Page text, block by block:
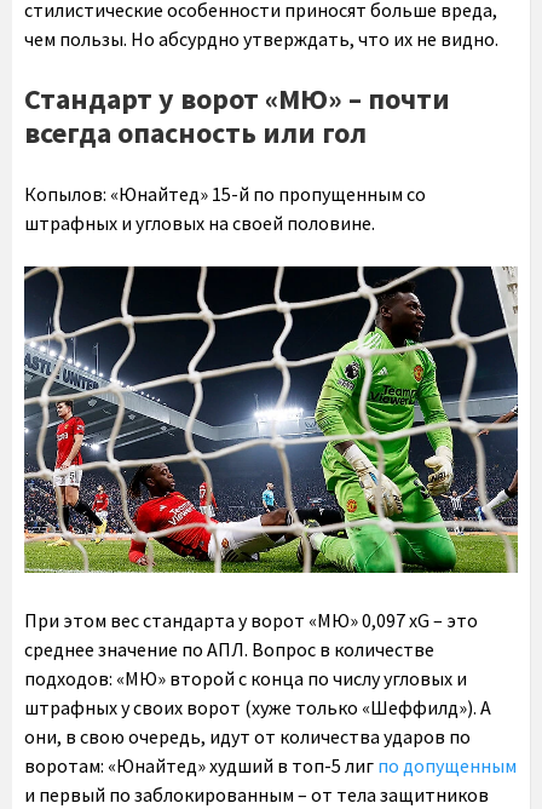
стилистические особенности приносят больше вреда,
чем пользы. Но абсурдно утверждать, что их не видно.
Стандарт у ворот «МЮ» – почти
всегда опасность или гол
Копылов: «Юнайтед» 15-й по пропущенным со
штрафных и угловых на своей половине.
При этом вес стандарта у ворот «МЮ» 0,097 xG – это
среднее значение по АПЛ. Вопрос в количестве
подходов: «МЮ» второй с конца по числу угловых и
штрафных у своих ворот (хуже только «Шеффилд»). А
они, в свою очередь, идут от количества ударов по
воротам: «Юнайтед» худший в топ-5 лиг по допущенным
и первый по заблокированным – от тела защитников